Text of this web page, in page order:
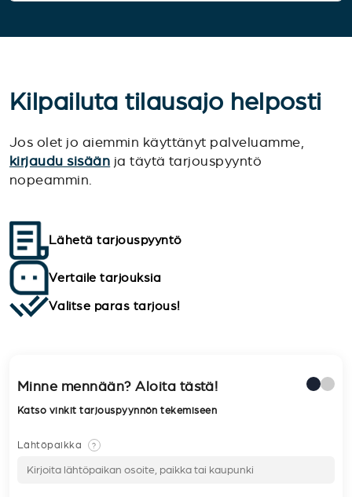
Kilpailuta tilausajo helposti
Jos olet jo aiemmin käyttänyt palveluamme,
kirjaudu sisään ja täytä tarjouspyyntö
nopeammin.
Lähetä tarjouspyyntö
Vertaile tarjouksia
Valitse paras tarjous!
Minne mennään? Aloita tästä!
Katso vinkit tarjouspyynnön tekemiseen
Lähtöpaikka ?